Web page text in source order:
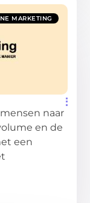
MARKETING
naar
en de
een